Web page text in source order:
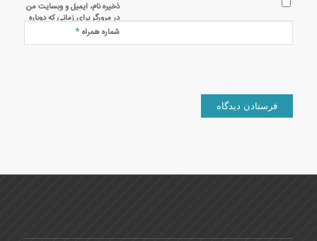
ذخیره نام، ایمیل و وبسایت من
در مرورگر برای زمانی که دوباره
دیدگاهی می‌نویسم.
شماره همراه*